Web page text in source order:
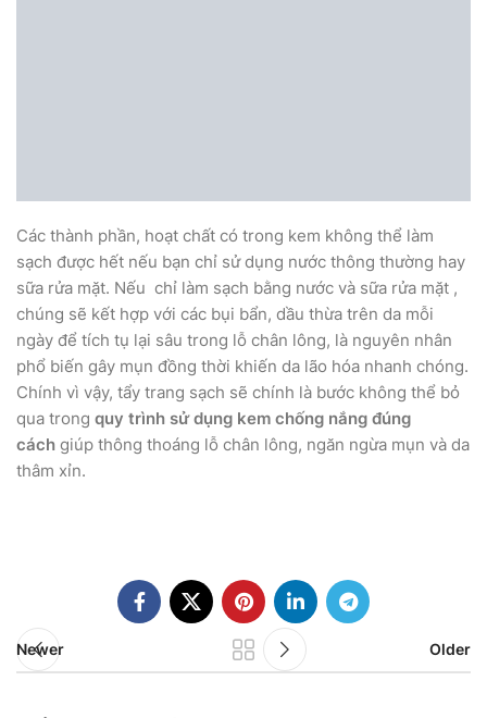
Các thành phần, hoạt chất có trong kem không thể làm
sạch được hết nếu bạn chỉ sử dụng nước thông thường hay
sữa rửa mặt. Nếu chỉ làm sạch bằng nước và sữa rửa mặt ,
chúng sẽ kết hợp với các bụi bẩn, dầu thừa trên da mỗi
ngày để tích tụ lại sâu trong lỗ chân lông, là nguyên nhân
phổ biến gây mụn đồng thời khiến da lão hóa nhanh chóng.
Chính vì vậy, tẩy trang sạch sẽ chính là bước không thể bỏ
qua trong quy trình sử dụng kem chống nắng đúng
cách giúp thông thoáng lỗ chân lông, ngăn ngừa mụn và da
thâm xỉn.
Newer Older